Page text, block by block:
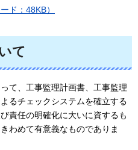
ド：48KB）
て
て、工事監理計画書、工事監理
るチェックシステムを確立する
責任の明確化に大いに資するも
わめて有意義なものでありま